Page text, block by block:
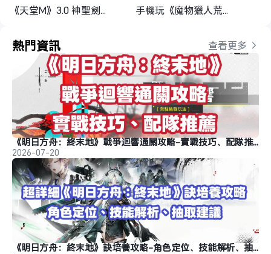
《天堂M》3.0 神聖劍士改版攻略全解 手機玩《魔物獵人荒野》教學｜用 OSLink 隨時狩獵、輕鬆刷素材
熱門資訊 查看更多
《明日方舟：終末地》戰爭迴響通關攻略-實戰技巧、配隊推薦
2026-07-20
《明日方舟：終末地》訣培養攻略-角色定位、技能解析、抽取建議